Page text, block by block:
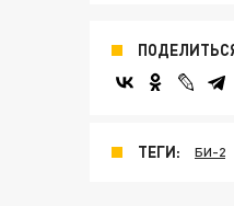
ТЕГИ: БИ-2